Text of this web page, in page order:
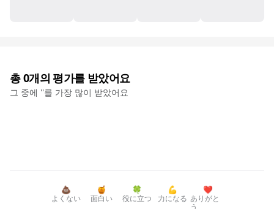
총0개의 평가를 받았어요
그 중에 ''를 가장 많이 받았어요
💩
よくない
🍯
面白い
🍀
役に立つ
💪
力になる
❤️
ありがと
う